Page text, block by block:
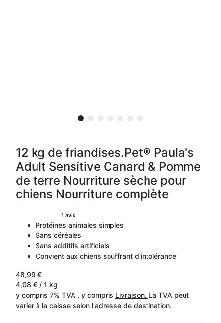
12 kg de friandises.Pet® Paula's
Adult Sensitive Canard & Pomme
de terre Nourriture sèche pour
chiens Nourriture complète
1 avis
Protéines animales simples
Sans céréales
Sans additifs artificiels
Convient aux chiens souffrant d'intolérance
48,99 €
4,08 € / 1 kg
y compris 7% TVA , y compris Livraison. La TVA peut
varier à la caisse selon l'adresse de destination.